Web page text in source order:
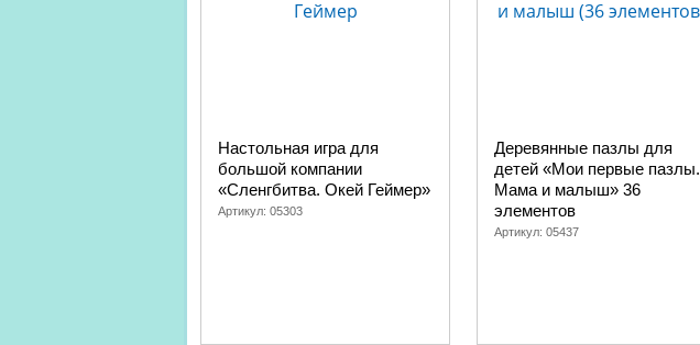
Настольная игра для
большой компании
«Сленгбитва. Окей Геймер»
Артикул: 05303
Деревянные пазлы для
детей «Мои первые пазлы.
Мама и малыш» 36
элементов
Артикул: 05437